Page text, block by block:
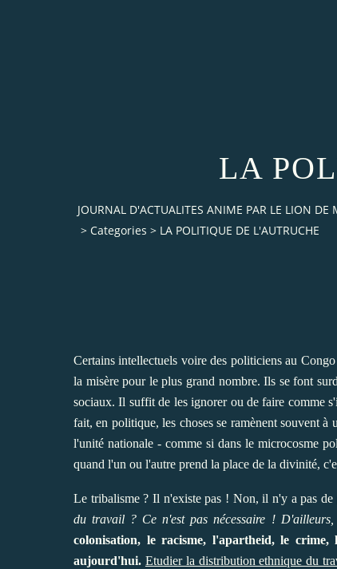
LA
JOURNAL D'ACTUALITES ANIME PAR LE LION
> Categories > LA POLITIQUE DE L'AUTRUCHE
Certains intellectuels voire des politiciens au
la misère pour le plus grand nombre. Ils se font
sociaux. Il suffit de les ignorer ou de faire comme
fait, en politique, les choses se ramènent souvent
l'unité nationale - comme si dans le microcosme
quand l'un ou l'autre prend la place de la divinité,
Le tribalisme ? Il n'existe pas ! Non, il n'y a pas
du travail ? Ce n'est pas nécessaire !
colonisation, le racisme, l'apartheid, le
aujourd'hui. Etudier la distribution ethnique du